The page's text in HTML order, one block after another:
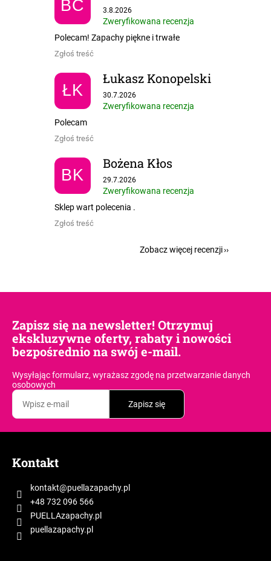
BC Ocena sklepu to 5 na 5 gwiazdek.
3.8.2026
Zweryfikowana recenzja
Polecam! Zapachy piękne i trwałe
Zgłoś treść
ŁK
Łukasz Konopelski
Ocena sklepu to 5 na 5 gwiazdek.
30.7.2026
Zweryfikowana recenzja
Polecam
Zgłoś treść
BK
Bożena Kłos
Ocena sklepu to 5 na 5 gwiazdek.
29.7.2026
Zweryfikowana recenzja
Sklep wart polecenia .
Zgłoś treść
Zobacz więcej recenzji
Zapisz się na newsletter! Otrzymuj
ekskluzywne oferty, rabaty i nowości
bezpośrednio na swój e-mail.
Wysyłając formularz, wyrażasz zgodę na przetwarzanie danych
osobowych
Zapisz się
Kontakt
kontakt@puellazapachy.pl
+48 732 096 566
PUELLAzapachy.pl
puellazapachy.pl